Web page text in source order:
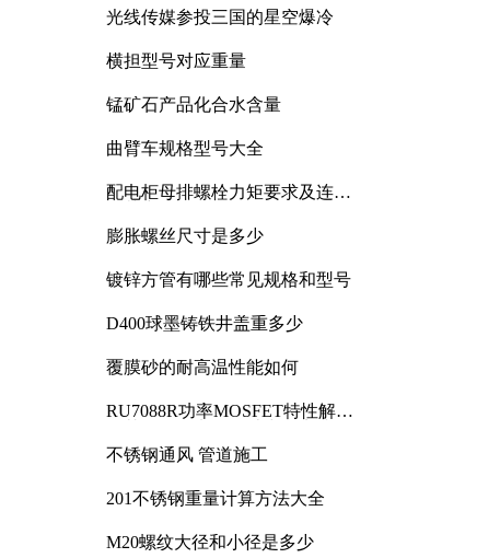
光线传媒参投三国的星空爆冷
横担型号对应重量
锰矿石产品化合水含量
曲臂车规格型号大全
配电柜母排螺栓力矩要求及连接
膨胀螺丝尺寸是多少
镀锌方管有哪些常见规格和型号
D400球墨铸铁井盖重多少
覆膜砂的耐高温性能如何
RU7088R功率MOSFET特性解析
不锈钢通风 管道施工
201不锈钢重量计算方法大全
M20螺纹大径和小径是多少